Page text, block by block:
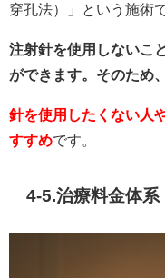
穿孔法）」という施術
注射針を使用しないこ
ができます。そのため
針を使用したくない人
すすめです。
4-5.治療料金体系